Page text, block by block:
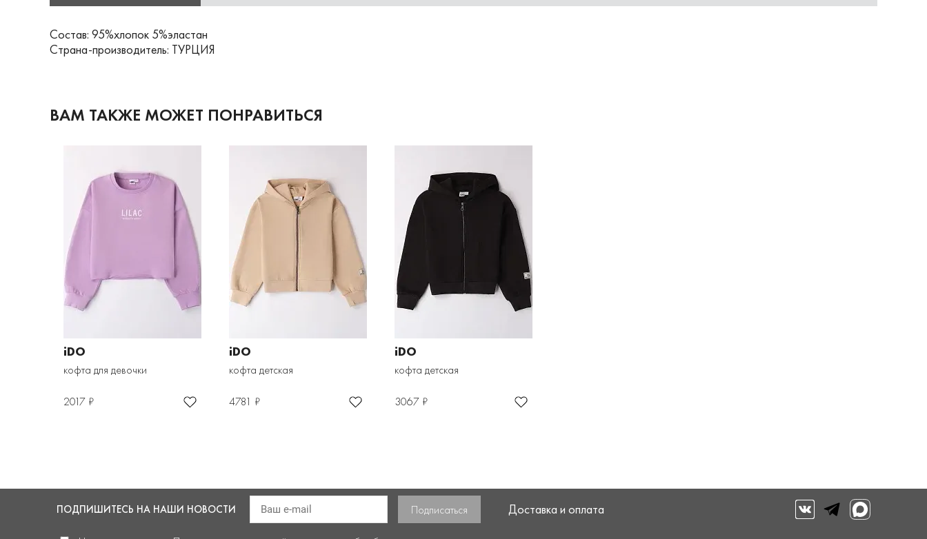
Состав: 95%хлопок 5%эластан
Страна-производитель: ТУРЦИЯ
ВАМ ТАКЖЕ МОЖЕТ ПОНРАВИТЬСЯ
iDO
кофта для девочки
2017 ₽
iDO
кофта детская
4781 ₽
iDO
кофта детская
3067 ₽
ПОДПИШИТЕСЬ НА НАШИ НОВОСТИ Доставка и оплата